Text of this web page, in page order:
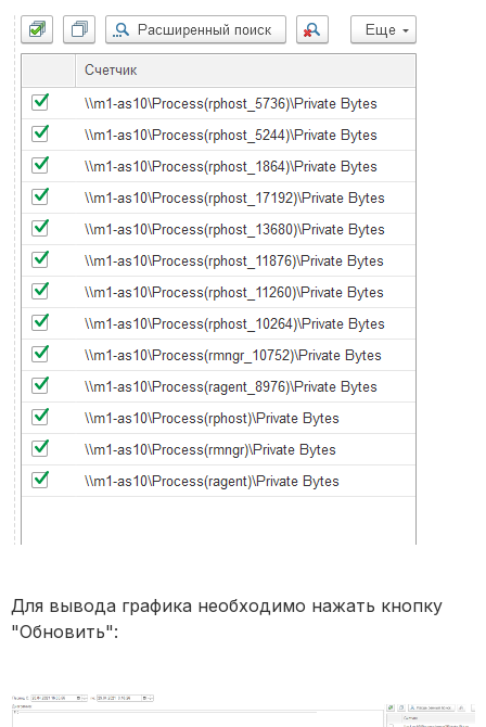
Для вывода графика необходимо нажать кнопку
"Обновить":